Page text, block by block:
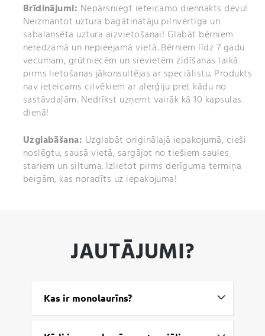
Brīdinājumi: Nepārsniegt ieteicamo diennakts devu!
Neizmantot uztura bagātinātāju pilnvērtīga un
sabalansēta uztura aizvietošanai! Glabāt bērniem
neredzamā un nepieejamā vietā. Bērniem līdz 7 gadu
vecumam, grūtniecēm un sievietēm zīdīšanas laikā
pirms lietošanas jākonsultējas ar speciālistu. Produkts
nav ieteicams cilvēkiem ar alerģiju pret kādu no
sastāvdaļām. Nedrīkst uzņemt vairāk kā 10 kapsulas
dienā!
Uzglabāšana: Uzglabāt oriģinālajā iepakojumā, cieši
noslēgtu, sausā vietā, sargājot no tiešiem saules
stariem un siltuma. Izlietot pirms derīguma termiņa
beigām, kas noradīts uz iepakojuma!
JAUTĀJUMI?
Kas ir monolaurīns?